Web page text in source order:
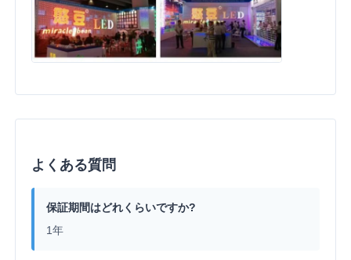
よくある質問
保証期間はどれくらいですか?
1年